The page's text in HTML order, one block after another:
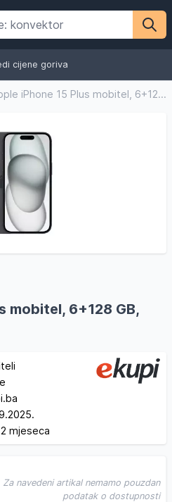
cijene goriva
Apple iPhone 15 Plus mobitel, 6+128 GB, Black
mobitel, 6+128 GB,
mjeseca
Za navedeni artikal nemamo pouzdan
podatak o dostupnosti